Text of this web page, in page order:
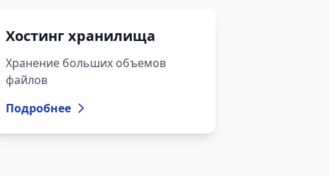
Хостинг хранилища
Хранение больших объемов
файлов
Подробнее